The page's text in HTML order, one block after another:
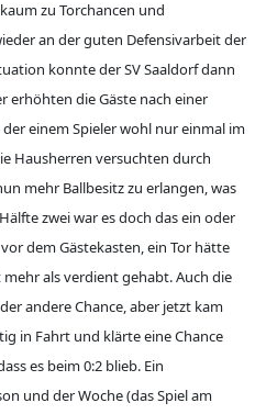
zu Torchancen und
an der guten Defensivarbeit der
konnte der SV Saaldorf dann
erhöhten die Gäste nach einer
einem Spieler wohl nur einmal im
Hausherren versuchten durch
mehr Ballbesitz zu erlangen, was
zwei war es doch das ein oder
dem Gästekasten, ein Tor hätte
als verdient gehabt. Auch die
andere Chance, aber jetzt kam
in Fahrt und klärte eine Chance
es beim 0:2 blieb. Ein
und der Woche (das Spiel am